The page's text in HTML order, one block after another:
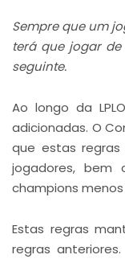
Sempre que um
terá que jogar de
seguinte.
Ao longo da
adicionadas. O
que estas
jogadores, bem
champions menos
Estas regras
regras